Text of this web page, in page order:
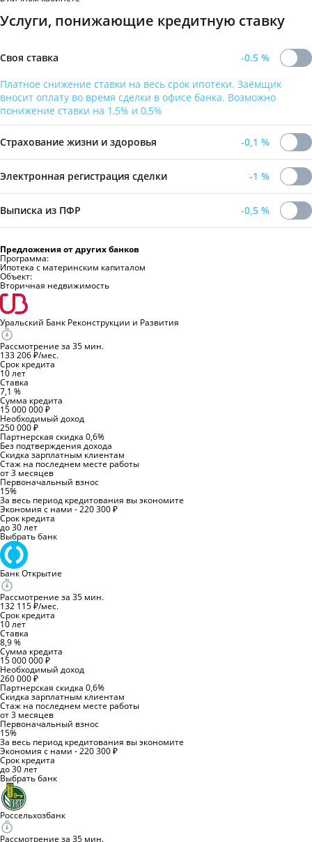
Услуги, понижающие кредитную ставку
Своя ставка -0.5 %
Платное снижение ставки на весь срок ипотеки. Заёмщик
вносит оплату во время сделки в офисе банка. Возможно
понижение ставки на 1,5% и 0,5%
Страхование жизни и здоровья -0,1 %
Электронная регистрация сделки -1 %
Выписка из ПФР -0,5 %
Предложения от других банков
Программа:
Ипотека с материнским капиталом
Объект:
Вторичная недвижимость
Уральский Банк Реконструкции и Развития
Рассмотрение за 35 мин.
133 206 ₽/мес.
Срок кредита
10 лет
Ставка
7,1 %
Сумма кредита
15 000 000 ₽
Необходимый доход
250 000 ₽
Партнерская скидка 0,6%
Без подтверждения дохода
Скидка зарплатным клиентам
Стаж на последнем месте работы
от 3 месяцев
Первоначальный взнос
15%
За весь период кредитования вы экономите
Экономия с нами - 220 300 ₽
Срок кредита
до 30 лет
Выбрать банк
Банк Открытие
Рассмотрение за 35 мин.
132 115 ₽/мес.
Срок кредита
10 лет
Ставка
8,9 %
Сумма кредита
15 000 000 ₽
Необходимый доход
260 000 ₽
Партнерская скидка 0,6%
Скидка зарплатным клиентам
Стаж на последнем месте работы
от 3 месяцев
Первоначальный взнос
15%
За весь период кредитования вы экономите
Экономия с нами - 220 300 ₽
Срок кредита
до 30 лет
Выбрать банк
Россельхозбанк
Рассмотрение за 35 мин.